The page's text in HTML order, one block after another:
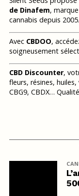
de Dinafem,
cannabis depuis 2005.
Avec CBDOO,
soigneusement
CBD Discounter,
fleurs, résines,
CBG9, CBDX…